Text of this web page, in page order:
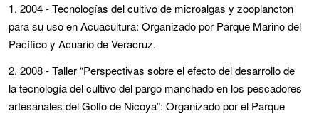
1. 2004 - Tecnologías del cultivo de microalgas y zooplancton
para su uso en Acuacultura: Organizado por Parque Marino del
Pacífico y Acuario de Veracruz.
2. 2008 - Taller “Perspectivas sobre el efecto del desarrollo de
la tecnología del cultivo del pargo manchado en los pescadores
artesanales del Golfo de Nicoya”: Organizado por el Parque